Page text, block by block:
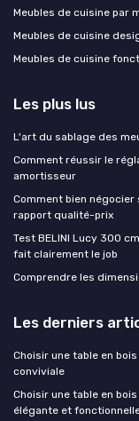
Meubles de cuisine par
Meubles de cuisine
Meubles de cuisine
Les plus lus
L'art du sablage des
Comment réussir le
amortisseur
Comment bien négocier
rapport qualité-prix
Test BELINI Lucy 300
fait clairement le job
Comprendre les
Les derniers
Choisir une table en
conviviale
Choisir une table en
élégante et